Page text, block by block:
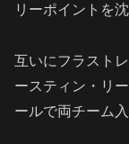
リーポイントを
互いにフラスト
ースティン・リ
ールで両チーム